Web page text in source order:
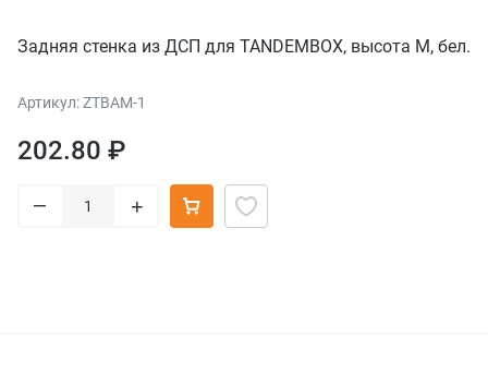
Задняя стенка из ДСП для TANDEMBOX, высота M, бел.
Артикул: ZTBAM-1
202.80 ₽
– +